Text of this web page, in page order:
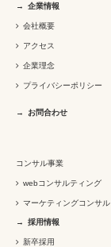
企業情報
会社概要
アクセス
企業理念
プライバシーポリシー
お問合わせ
コンサル事業
webコンサルティング
マーケティングコンサル
採用情報
新卒採用